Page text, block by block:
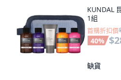
KUNDAL
1組
首購折扣價
40%
缺貨